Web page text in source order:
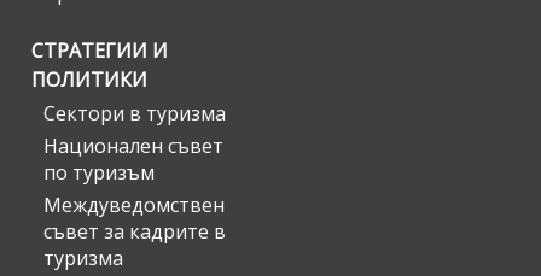
СТРАТЕГИИ И
ПОЛИТИКИ
Сектори в туризма
Национален съвет
по туризъм
Междуведомствен
съвет за кадрите в
туризма